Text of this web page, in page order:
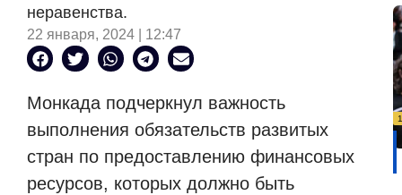
неравенства.
22 января, 2024 | 12:47
Монкада подчеркнул важность
выполнения обязательств развитых
стран по предоставлению финансовых
ресурсов, которых должно быть